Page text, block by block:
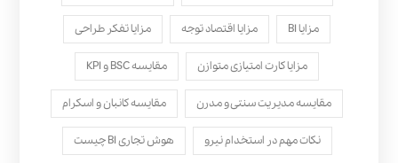
مزایا BI مزایا اقتصاد توجه مزایا تفکر طراحی
مزایا کارت امتیازی متوازن مقایسه BSC و KPI
مقایسه مدیریت سنتی و مدرن مقایسه کانبان و اسکرام
نکات مهم در استخدام نیرو هوش تجاری BI چیست